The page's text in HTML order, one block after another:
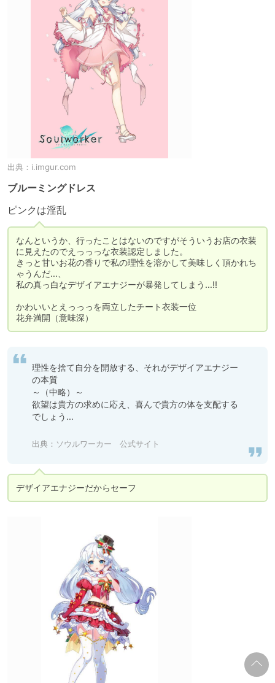
出典： i.imgur.com
ブルーミングドレス
ピンクは淫乱
なんというか、行ったことはないのですがそういうお店の衣装
に見えたのでえっっっな衣装認定しました。
きっと甘いお花の香りで私の理性を溶かして美味しく頂かれち
ゃうんだ…、
私の真っ白なデザイアエナジーが暴発してしまう…!!
かわいいとえっっっを両立したチート衣装一位
花弁満開（意味深）
理性を捨て自分を開放する、それがデザイアエナジー
の本質
～（中略）～
欲望は貴方の求めに応え、喜んで貴方の体を支配する
でしょう…
出典： ソウルワーカー 公式サイト
デザイアエナジーだからセーフ